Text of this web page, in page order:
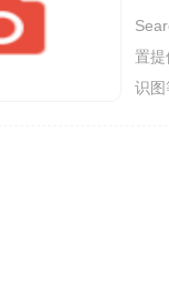
时出现"CRX-
置提
识图